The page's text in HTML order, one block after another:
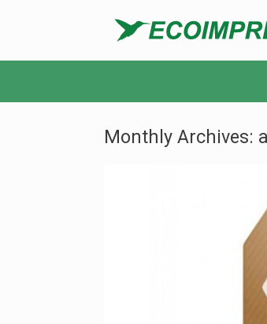
Monthly Archives: